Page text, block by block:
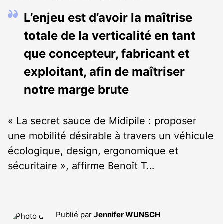
L’enjeu est d’avoir la maîtrise
totale de la verticalité en tant
que concepteur, fabricant et
exploitant, afin de maîtriser
notre marge brute
« La secret sauce de Midipile : proposer
une mobilité désirable à travers un véhicule
écologique, design, ergonomique et
sécuritaire », affirme Benoît T…
Publié par Jennifer WUNSCH